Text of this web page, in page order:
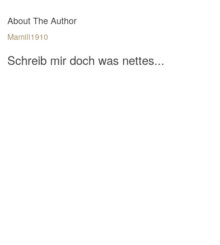
About The Author
Mamili1910
Schreib mir doch was nettes...